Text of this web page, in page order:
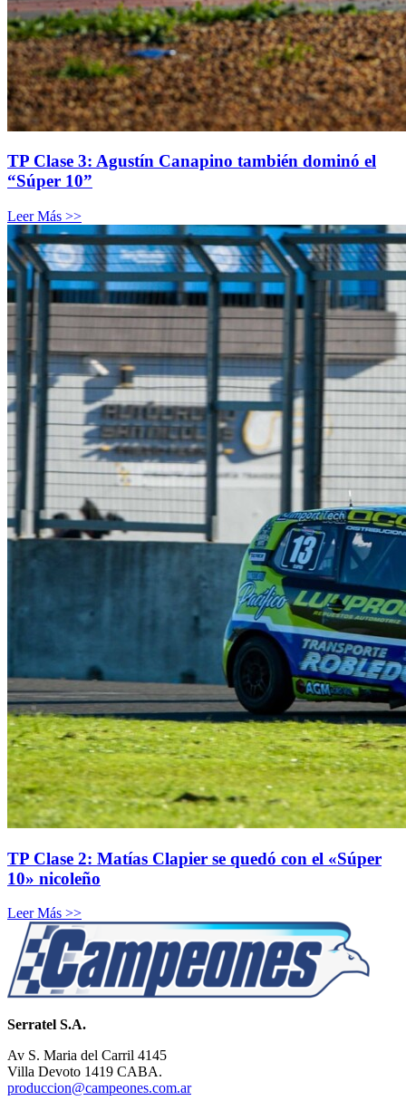
TP Clase 3: Agustín Canapino también dominó el
“Súper 10”
Leer Más >>
TP Clase 2: Matías Clapier se quedó con el «Súper
10» nicoleño
Leer Más >>
Serratel S.A.
Av S. Maria del Carril 4145
Villa Devoto 1419 CABA.
produccion@campeones.com.ar